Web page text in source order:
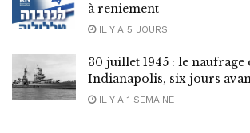
à reniement
IL Y A 5 JOURS
30 juillet 1945 : le naufrage
Indianapolis, six jours
IL Y A 1 SEMAINE